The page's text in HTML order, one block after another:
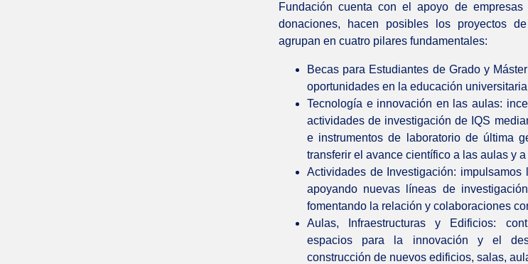
Fundación cuenta con el apoyo de
donaciones, hacen posibles los proyectos
agrupan en cuatro pilares fundamentales:
Becas para Estudiantes de Grado y
oportunidades en la educación
Tecnología e innovación en las aulas:
actividades de investigación de IQS
e instrumentos de laboratorio de última
transferir el avance científico a las aulas y
Actividades de Investigación: impulsamos
apoyando nuevas líneas de
fomentando la relación y colaboraciones
Aulas, Infraestructuras y Edificios:
espacios para la innovación y el
construcción de nuevos edificios, salas,